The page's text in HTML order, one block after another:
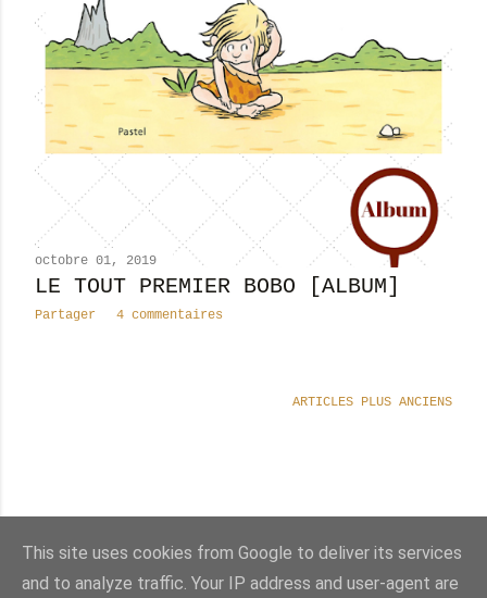
octobre 01, 2019
LE TOUT PREMIER BOBO [ALBUM]
Partager 4 commentaires
ARTICLES PLUS ANCIENS
defin ed
This site uses cookies from Google to deliver its services
and to analyze traffic. Your IP address and user-agent are